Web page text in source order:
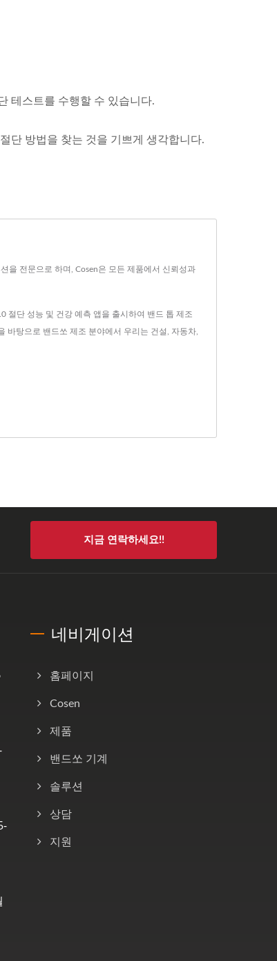
테스트를 수행할 수 있습니다.
단 방법을 찾는 것을 기쁘게 생각합니다.
을 전문으로 하며, Cosen은 모든 제품에서 신뢰성과
절단 성능 및 건강 예측 앱을 출시하여 밴드 톱 제조
바탕으로 밴드쏘 제조 분야에서 우리는 건설, 자동차,
지금 연락하세요!!
네비게이션
홈페이지
Cosen
제품
밴드쏘 기계
솔루션
상담
지원